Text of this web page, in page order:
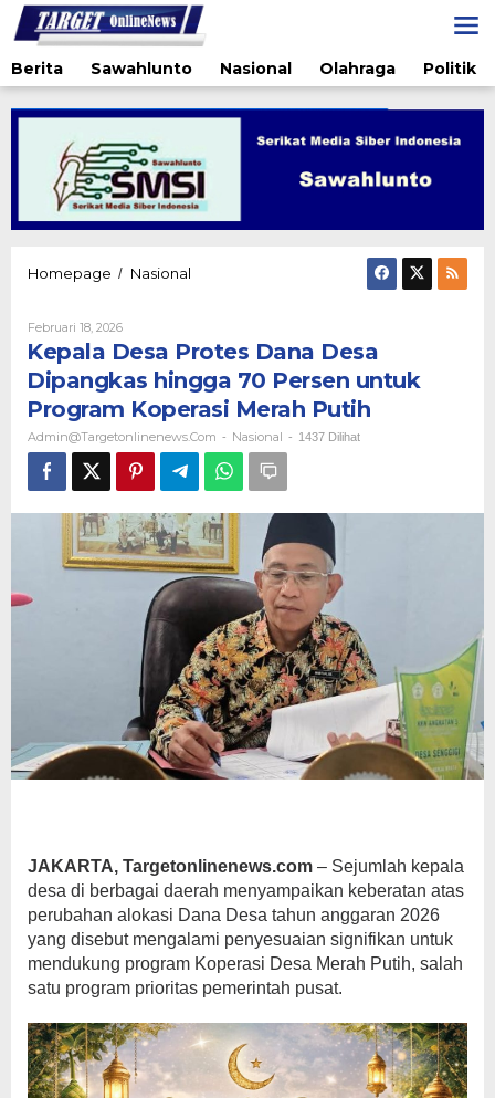
Lewati
ke
konten
Berita
Sawahlunto Nasional Olahraga Politik
Homepage / Nasional
Desa
Dipangkas
hingga
70
Persen
untuk
Program
Koperasi
Merah
Putih
Februari 18, 2026Oleh
Admin@targetonlinenews.com
Kepala Desa Protes Dana Desa
Dipangkas hingga 70 Persen untuk
Program Koperasi Merah Putih
Admin@targetonlinenews.com - Nasional - 1437 Dilihat
JAKARTA, Targetonlinenews.com – Sejumlah kepala
desa di berbagai daerah menyampaikan keberatan atas
perubahan alokasi Dana Desa tahun anggaran 2026
yang disebut mengalami penyesuaian signifikan untuk
mendukung program Koperasi Desa Merah Putih, salah
satu program prioritas pemerintah pusat.